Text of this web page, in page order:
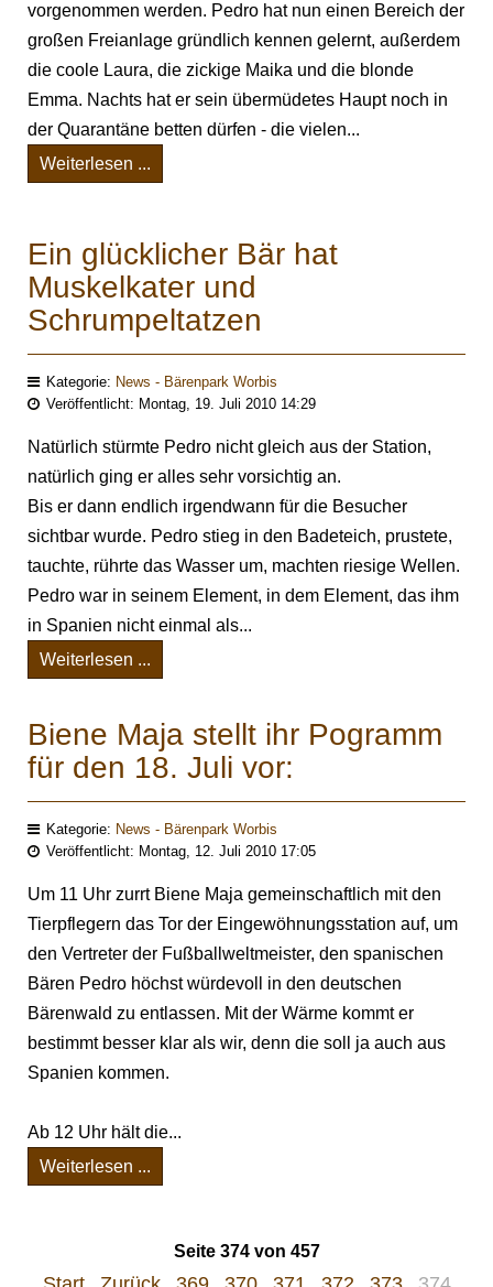
vorgenommen werden. Pedro hat nun einen Bereich der
großen Freianlage gründlich kennen gelernt, außerdem
die coole Laura, die zickige Maika und die blonde
Emma. Nachts hat er sein übermüdetes Haupt noch in
der Quarantäne betten dürfen - die vielen...
Weiterlesen ...
Ein glücklicher Bär hat
Muskelkater und
Schrumpeltatzen
Kategorie: News - Bärenpark Worbis
Veröffentlicht: Montag, 19. Juli 2010 14:29
Natürlich stürmte Pedro nicht gleich aus der Station,
natürlich ging er alles sehr vorsichtig an.
Bis er dann endlich irgendwann für die Besucher
sichtbar wurde. Pedro stieg in den Badeteich, prustete,
tauchte, rührte das Wasser um, machten riesige Wellen.
Pedro war in seinem Element, in dem Element, das ihm
in Spanien nicht einmal als...
Weiterlesen ...
Biene Maja stellt ihr Pogramm
für den 18. Juli vor:
Kategorie: News - Bärenpark Worbis
Veröffentlicht: Montag, 12. Juli 2010 17:05
Um 11 Uhr zurrt Biene Maja gemeinschaftlich mit den
Tierpflegern das Tor der Eingewöhnungsstation auf, um
den Vertreter der Fußballweltmeister, den spanischen
Bären Pedro höchst würdevoll in den deutschen
Bärenwald zu entlassen. Mit der Wärme kommt er
bestimmt besser klar als wir, denn die soll ja auch aus
Spanien kommen.
Ab 12 Uhr hält die...
Weiterlesen ...
Seite 374 von 457